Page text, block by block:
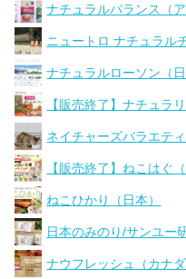
ナチュラルバランス（ア
ニュートロ ナチュラル
ナチュラルローソン（日
【販売終了】ナチュラ
ネイチャーズバラエテ
【販売終了】ねこはぐ（
ねこひかり（日本）
日本のみのり/サンユー
ナウフレッシュ（カナダ